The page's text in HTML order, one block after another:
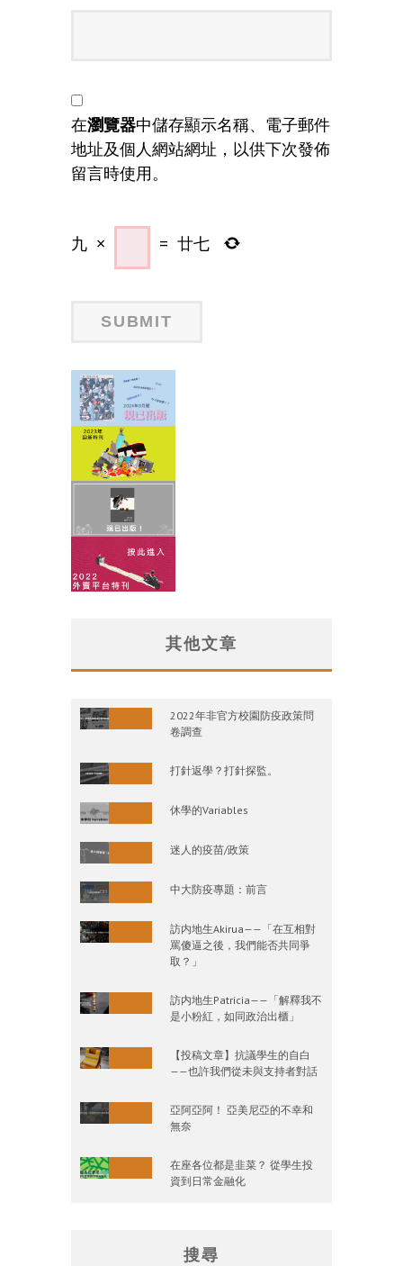
在瀏覽器中儲存顯示名稱、電子郵件
地址及個人網站網址，以供下次發佈
留言時使用。
九 × = 廿七
其他文章
2022年非官方校園防疫政策問
卷調查
打針返學？打針探監。
休學的Variables
迷人的疫苗/政策
中大防疫專題：前言
訪内地生Akirua——「在互相對
罵傻逼之後，我們能否共同爭
取？」
訪内地生Patricia——「解釋我不
是小粉紅，如同政治出櫃」
【投稿文章】抗議學生的自白
——也許我們從未與支持者對話
亞阿亞阿！ 亞美尼亞的不幸和
無奈
在座各位都是韭菜？ 從學生投
資到日常金融化
搜尋